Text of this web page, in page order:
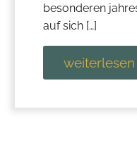
besonderen
auf sich […]
weiterlesen